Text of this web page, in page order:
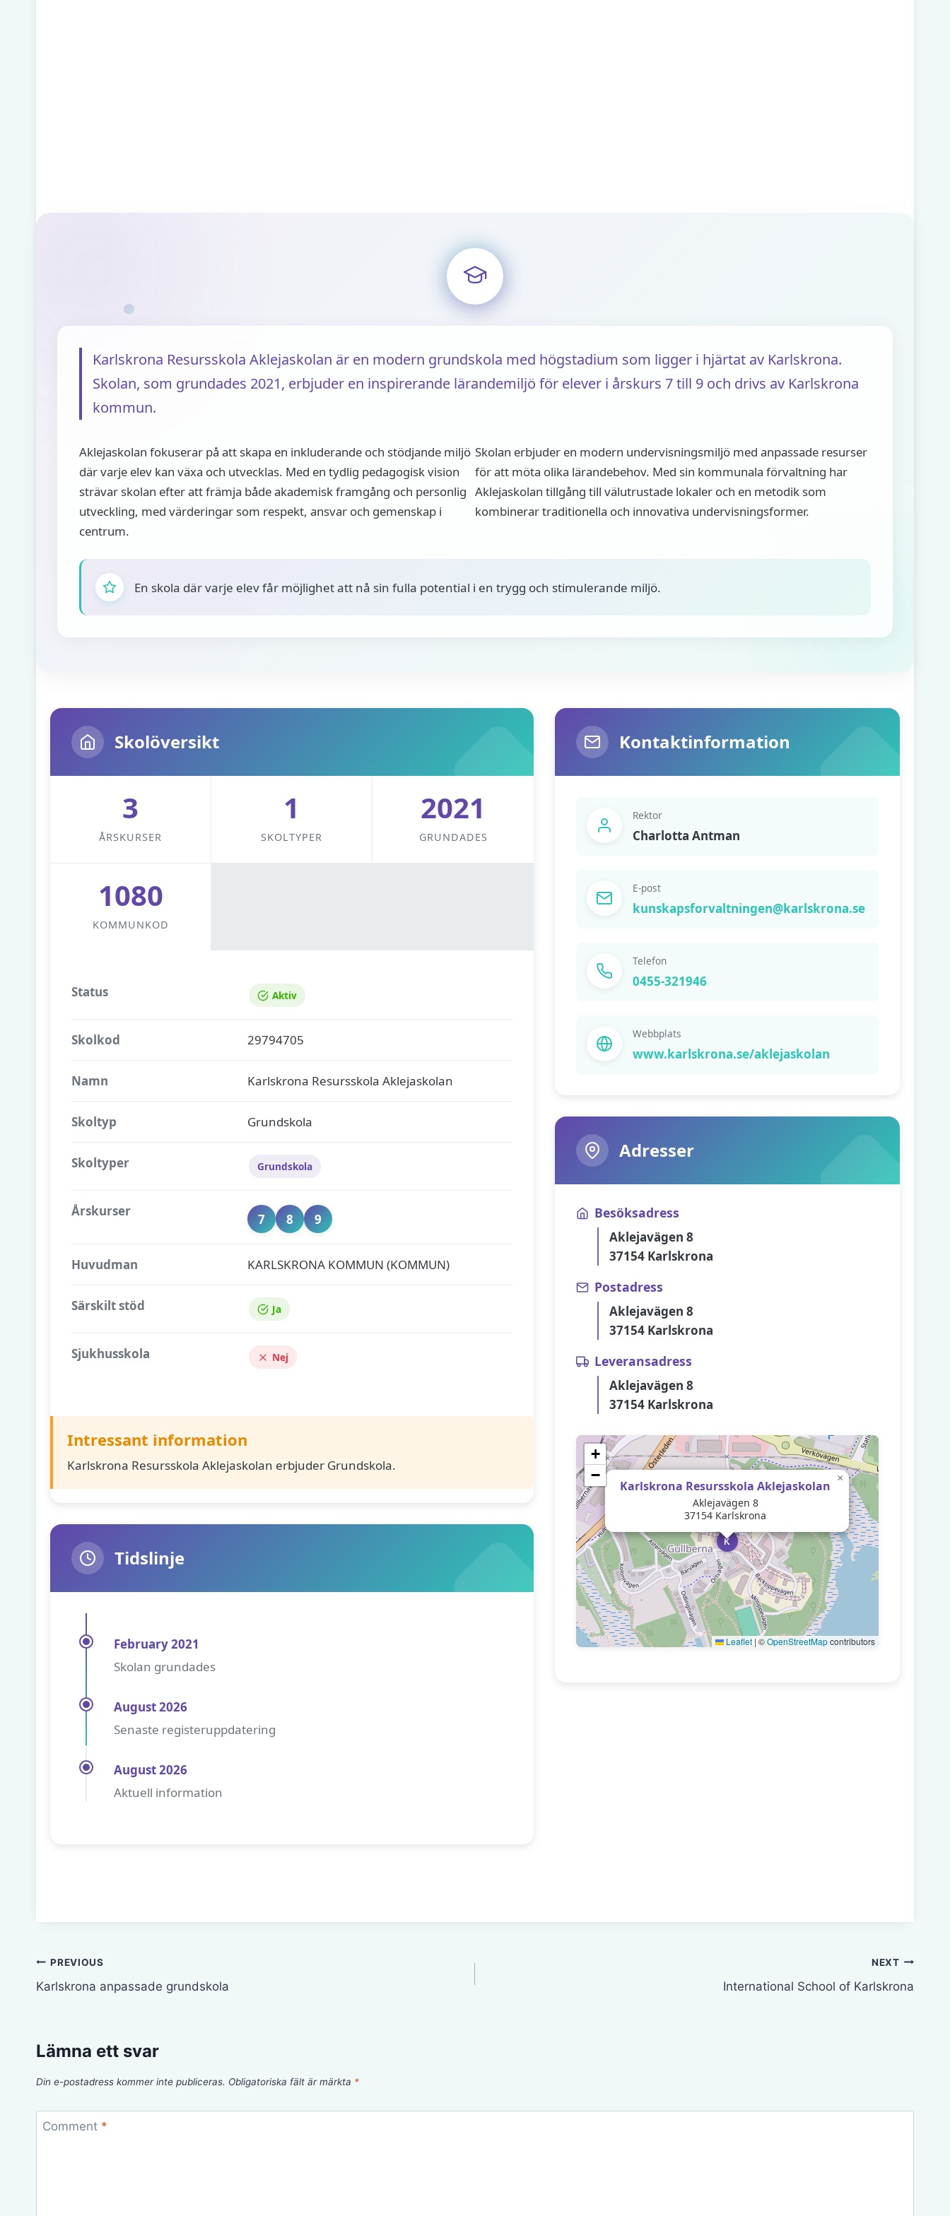
Karlskrona Resursskola Aklejaskolan är en modern grundskola med högstadium som ligger i hjärtat av Karlskrona.
Skolan, som grundades 2021, erbjuder en inspirerande lärandemiljö för elever i årskurs 7 till 9 och drivs av Karlskrona
kommun.
Aklejaskolan fokuserar på att skapa en inkluderande och stödjande miljö
där varje elev kan växa och utvecklas. Med en tydlig pedagogisk vision
strävar skolan efter att främja både akademisk framgång och personlig
utveckling, med värderingar som respekt, ansvar och gemenskap i
centrum.
Skolan erbjuder en modern undervisningsmiljö med anpassade resurser
för att möta olika lärandebehov. Med sin kommunala förvaltning har
Aklejaskolan tillgång till välutrustade lokaler och en metodik som
kombinerar traditionella och innovativa undervisningsformer.
En skola där varje elev får möjlighet att nå sin fulla potential i en trygg och stimulerande miljö.
Skolöversikt
3
ÅRSKURSER
1
SKOLTYPER
2021
GRUNDADES
1080
KOMMUNKOD
Status Aktiv
Skolkod 29794705
Namn Karlskrona Resursskola Aklejaskolan
Skoltyp Grundskola
Skoltyper Grundskola
Årskurser 7 8 9
Huvudman KARLSKRONA KOMMUN (KOMMUN)
Särskilt stöd Ja
Sjukhusskola Nej
Intressant information
Karlskrona Resursskola Aklejaskolan erbjuder Grundskola.
Tidslinje
February 2021
Skolan grundades
August 2026
Senaste registeruppdatering
August 2026
Aktuell information
Kontaktinformation
Rektor
Charlotta Antman
E-post
kunskapsforvaltningen@karlskrona.se
Telefon
0455-321946
Webbplats
www.karlskrona.se/aklejaskolan
Adresser
Besöksadress
Aklejavägen 8
37154 Karlskrona
Postadress
Aklejavägen 8
37154 Karlskrona
Leveransadress
Aklejavägen 8
37154 Karlskrona
K
Karlskrona Resursskola Aklejaskolan
Aklejavägen 8
37154 Karlskrona
×
+
−
Leaflet | ©OpenStreetMapcontributors
Inläggsnavigering
PREVIOUS
Karlskrona anpassade grundskola
NEXT
International School of Karlskrona
Lämna ett svar
Din e-postadress kommer inte publiceras. Obligatoriska fält är märkta *
Comment *